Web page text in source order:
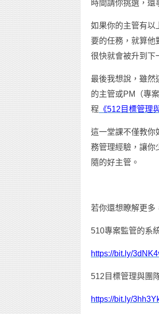
時間請你挑選，還
如果你的主管有以
要的任務，就算他
很快就會被升到下
最後我想說，雖然
的主管或PM（專
程 《512目標管理
這一堂課不僅教你
務管理經驗，讓你
隨的好主管。
若你還想瞭解更多
510專案監管的系
https://bit.ly/
512目標管理與團
https://bit.ly/